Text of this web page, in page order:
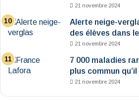
21 novembre 2024
Alerte neige-
des élèves dans
21 novembre 2024
7 000 maladies
plus commun
21 novembre 2024